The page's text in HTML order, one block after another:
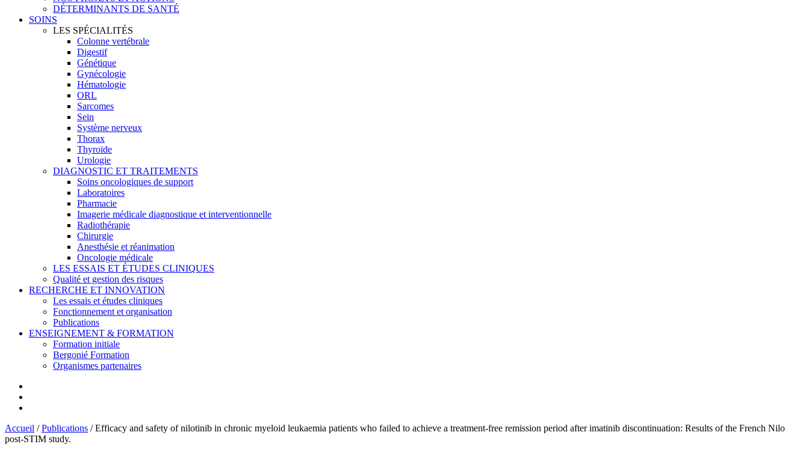
DÉTERMINANTS DE SANTÉ
SOINS
LES SPÉCIALITÉS
Colonne vertébrale
Digestif
Génétique
Gynécologie
Hématologie
ORL
Sarcomes
Sein
Système nerveux
Thorax
Thyroïde
Urologie
DIAGNOSTIC ET TRAITEMENTS
Soins oncologiques de support
Laboratoires
Pharmacie
Imagerie médicale diagnostique et interventionnelle
Radiothérapie
Chirurgie
Anesthésie et réanimation
Oncologie médicale
LES ESSAIS ET ÉTUDES CLINIQUES
Qualité et gestion des risques
RECHERCHE ET INNOVATION
Les essais et études cliniques
Fonctionnement et organisation
Publications
ENSEIGNEMENT & FORMATION
Formation initiale
Bergonié Formation
Organismes partenaires
Accueil /Publications /Efficacy and safety of nilotinib in chronic myeloid leukaemia patients who failed to achieve a treatment-free remission period after imatinib discontinuation: Results of the French Nilo
post-STIM study.